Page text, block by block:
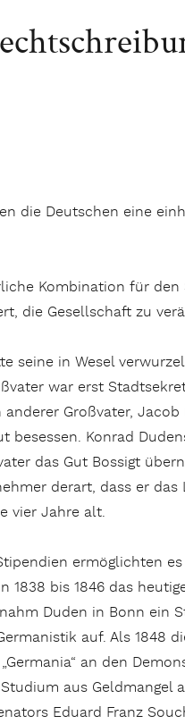
die Deutschen eine
Kombination für
die Gesellschaft zu
seine in Wesel
war erst
Großvater,
besessen. Konrad
das Gut Bossigt
derart, dass er das
vier Jahre alt.
ermöglichten
1838 bis 1846 das
Duden in Bonn ein
auf. Als 1848
an den
aus Geldmangel
Eduard Franz